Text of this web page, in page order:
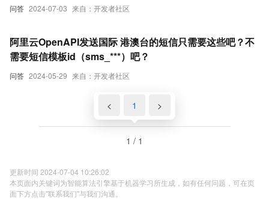
问答 2024-07-03 来自：开发者社区
问答 2024-05-29 来自：开发者社区
阿里云OpenAPI发送国际 港澳台的短信只需要这些吧？不
需要短信模板id（sms_***）吧？
< 1 >
1 / 1
更新时间 2024-07-04 10:26:02
本页面内关键词为智能算法引擎基于机器学习所生成，如有任何问题，可在页
面下方点击"联系我们"与我们沟通。